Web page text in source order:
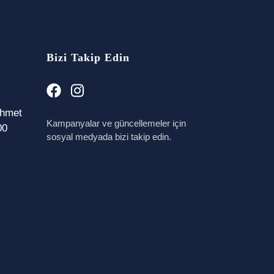
Bizi Takip Edin
Kampanyalar ve güncellemeler için
sosyal medyada bizi takip edin.